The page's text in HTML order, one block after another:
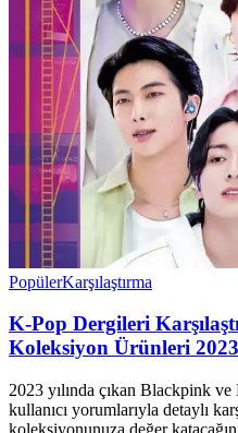
PopülerKarşılaştırma
K-Pop Dergileri
Koleksiyon Ürünleri 2023
2023 yılında çıkan Blackpink
kullanıcı yorumlarıyla detaylı
koleksiyonunuza değer